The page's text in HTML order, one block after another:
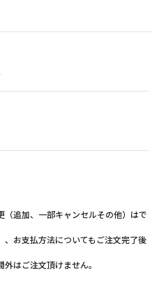
追加、一部キャンセルその他）はで
お支払方法についてもご注文完了後
はご注文頂けません。